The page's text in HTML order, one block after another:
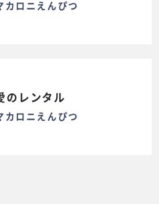
カロニえんぴつ
のレンタル
カロニえんぴつ